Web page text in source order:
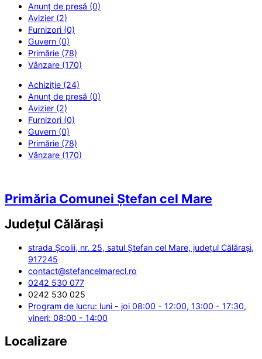
Anunț de presă (0)
Avizier (2)
Furnizori (0)
Guvern (0)
Primărie (78)
Vânzare (170)
Achiziție (24)
Anunț de presă (0)
Avizier (2)
Furnizori (0)
Guvern (0)
Primărie (78)
Vânzare (170)
Primăria Comunei Ștefan cel Mare
Județul Călărași
strada Școlii, nr. 25, satul Ștefan cel Mare, județul Călărași,
917245
contact@stefancelmarecl.ro
0242 530 077
0242 530 025
Program de lucru: luni - joi 08:00 - 12:00, 13:00 - 17:30,
vineri: 08:00 - 14:00
Localizare